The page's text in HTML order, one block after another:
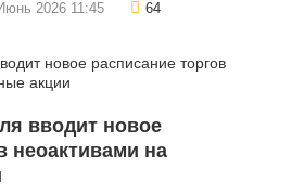
2026 11:45 64
вводит новое
неоактивами на